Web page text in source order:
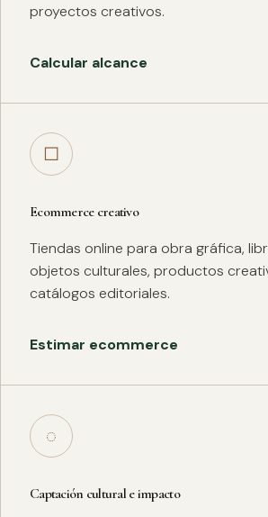
proyectos creativos.
Calcular alcance
□
Ecommerce creativo
Tiendas online para obra gráfica,
objetos culturales, productos
catálogos editoriales.
Estimar ecommerce
◌
Captación cultural e impacto